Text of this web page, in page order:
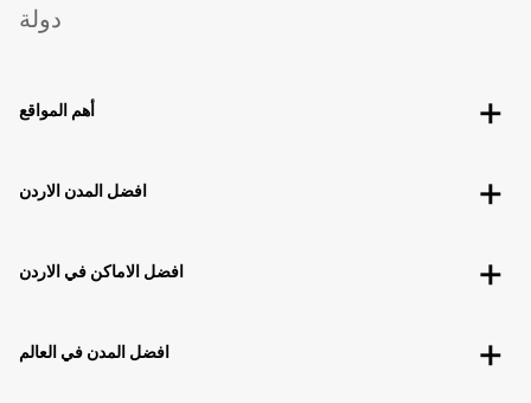
دولة
أهم المواقع
افضل المدن الاردن
افضل الاماكن في الاردن
افضل المدن في العالم